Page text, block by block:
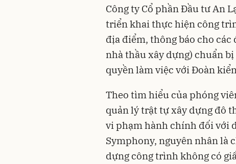
Công ty Cổ phần Đầu tư An
triển khai thực hiện công
địa điểm, thông báo cho
nhà thầu xây dựng) chuẩn
quyền làm việc với Đoàn
Theo tìm hiểu của phóng
quản lý trật tự xây dựng đô
vi phạm hành chính đối với
Symphony, nguyên nhân là
dựng công trình không có